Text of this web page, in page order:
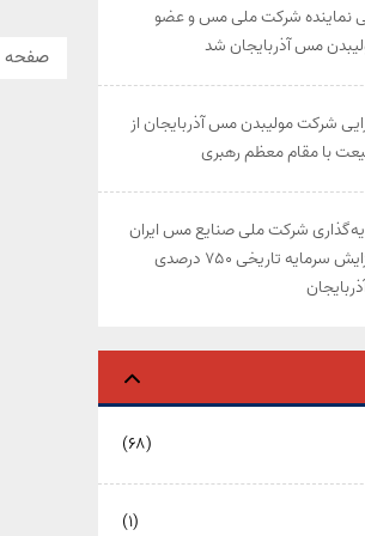
نماینده شرکت ملی مس و عضو
مس آذربایجان شد
شرکت مولیبدن مس آذربایجان از
با مقام معظم رهبری
شرکت ملی صنایع مس ایران
در شهرستان اهر با افزایش سرمایه تاریخی ۷۵۰ درصدی
(۶۸)
(۱)
صفحه